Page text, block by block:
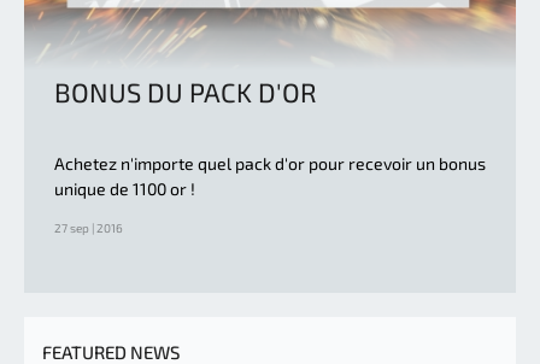
BONUS DU PACK D'OR
Achetez n'importe quel pack d'or pour recevoir un bonus
unique de 1100 or !
27 sep | 2016
FEATURED NEWS